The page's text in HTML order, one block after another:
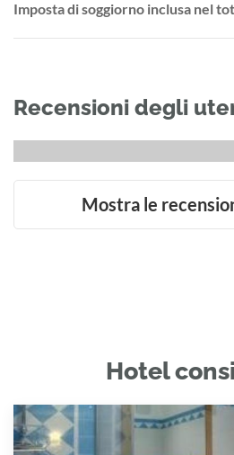
Imposta di soggiorno inclusa nel
Recensioni degli
Mostra le
Hotel